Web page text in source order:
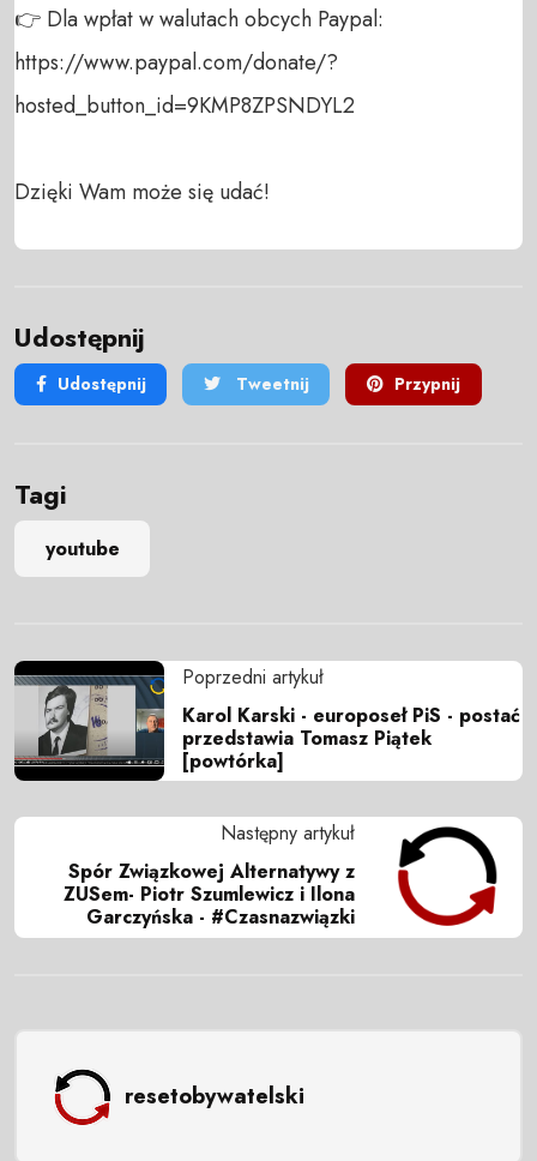
👉 Dla wpłat w walutach obcych Paypal:
https://www.paypal.com/donate/?
hosted_button_id=9KMP8ZPSNDYL2
Dzięki Wam może się udać!
Udostępnij
Udostępnij Tweetnij Przypnij
Tagi
youtube
Poprzedni artykuł
Karol Karski - europoseł PiS - postać
przedstawia Tomasz Piątek
[powtórka]
Następny artykuł
Spór Związkowej Alternatywy z
ZUSem- Piotr Szumlewicz i Ilona
Garczyńska - #Czasnazwiązki
resetobywatelski